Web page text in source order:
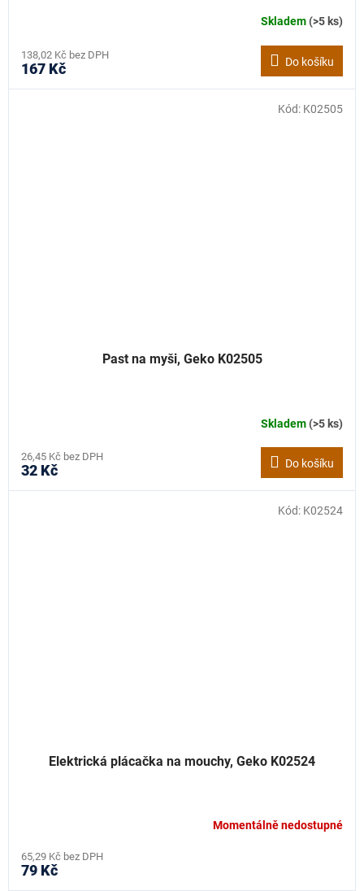
Skladem(>5 ks)
138,02 Kč bez DPH
167 Kč Do košíku
Past na myši, Geko K02505
Skladem(>5 ks)
26,45 Kč bez DPH
32 Kč Do košíku
Kód: K02505
Elektrická plácačka na mouchy, Geko K02524
Momentálně nedostupné
65,29 Kč bez DPH
79 Kč
Kód: K02524